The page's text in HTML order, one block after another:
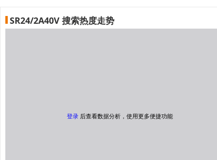
SR24/2A40V 搜索热度走势
登录 后查看数据分析，使用更多便捷功能